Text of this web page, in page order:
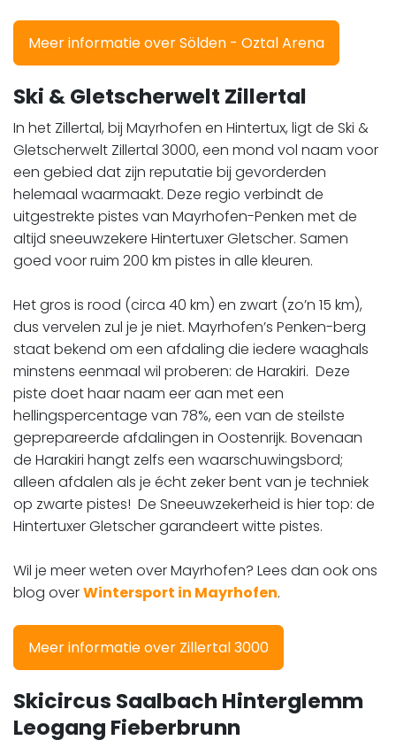
Meer informatie over Sölden - Oztal Arena
Ski & Gletscherwelt Zillertal
In het Zillertal, bij Mayrhofen en Hintertux, ligt de Ski &
Gletscherwelt Zillertal 3000, een mond vol naam voor
een gebied dat zijn reputatie bij gevorderden
helemaal waarmaakt. Deze regio verbindt de
uitgestrekte pistes van Mayrhofen-Penken met de
altijd sneeuwzekere Hintertuxer Gletscher. Samen
goed voor ruim 200 km pistes in alle kleuren.
​​​​​​​Het gros is rood (circa 40 km) en zwart (zo’n 15 km),
dus vervelen zul je je niet. Mayrhofen’s Penken-berg
staat bekend om een afdaling die iedere waaghals
minstens eenmaal wil proberen: de Harakiri. Deze
piste doet haar naam eer aan met een
hellingspercentage van 78%, een van de steilste
geprepareerde afdalingen in Oostenrijk. Bovenaan
de Harakiri hangt zelfs een waarschuwingsbord;
alleen afdalen als je écht zeker bent van je techniek
op zwarte pistes! De Sneeuwzekerheid is hier top: de
Hintertuxer Gletscher garandeert witte pistes.
Wil je meer weten over Mayrhofen? Lees dan ook ons
blog overWintersport in Mayrhofen.
Meer informatie over Zillertal 3000
Skicircus Saalbach Hinterglemm
Leogang Fieberbrunn